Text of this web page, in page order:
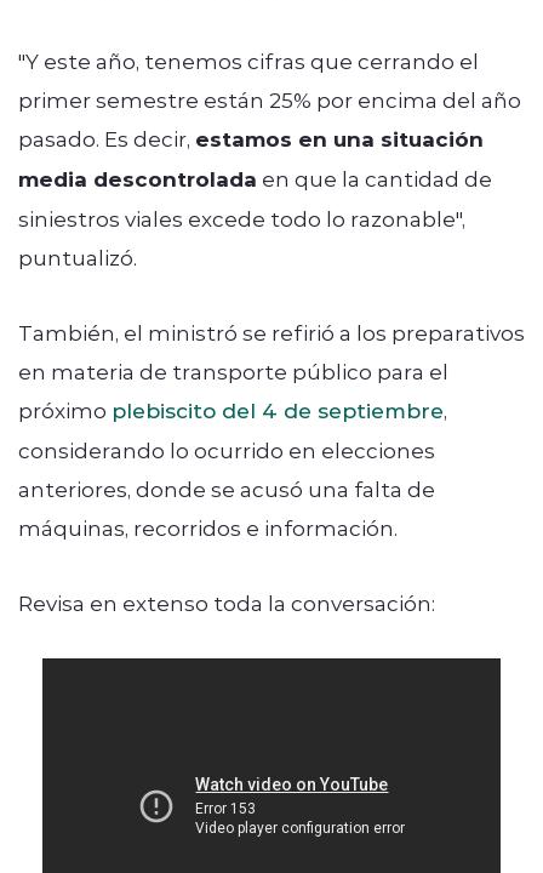
"Y este año, tenemos cifras que cerrando el
primer semestre están 25% por encima del año
pasado. Es decir, estamos en una situación
media descontrolada en que la cantidad de
siniestros viales excede todo lo razonable",
puntualizó.
También, el ministró se refirió a los preparativos
en materia de transporte público para el
próximo plebiscito del 4 de septiembre,
considerando lo ocurrido en elecciones
anteriores, donde se acusó una falta de
máquinas, recorridos e información.
Revisa en extenso toda la conversación: